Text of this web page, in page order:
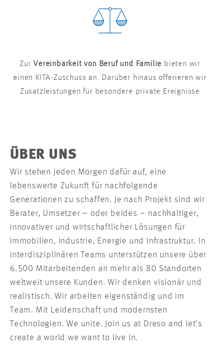
ZurVereinbarkeit von Beruf und Familie bieten wir
einen KITA-Zuschuss an. Darüber hinaus offerieren wir
Zusatzleistungen für besondere private Ereignisse
ÜBER UNS
Wir stehen jeden Morgen dafür auf, eine
lebenswerte Zukunft für nachfolgende
Generationen zu schaffen. Je nach Projekt sind wir
Berater, Umsetzer – oder beides – nachhaltiger,
innovativer und wirtschaftlicher Lösungen für
Immobilien, Industrie, Energie und Infrastruktur. In
interdisziplinären Teams unterstützen unsere über
6.500 Mitarbeitenden an mehr als 80 Standorten
weltweit unsere Kunden. Wir denken visionär und
realistisch. Wir arbeiten eigenständig und im
Team. Mit Leidenschaft und modernsten
Technologien. We unite. Join us at Dreso and let’s
create a world we want to live in.